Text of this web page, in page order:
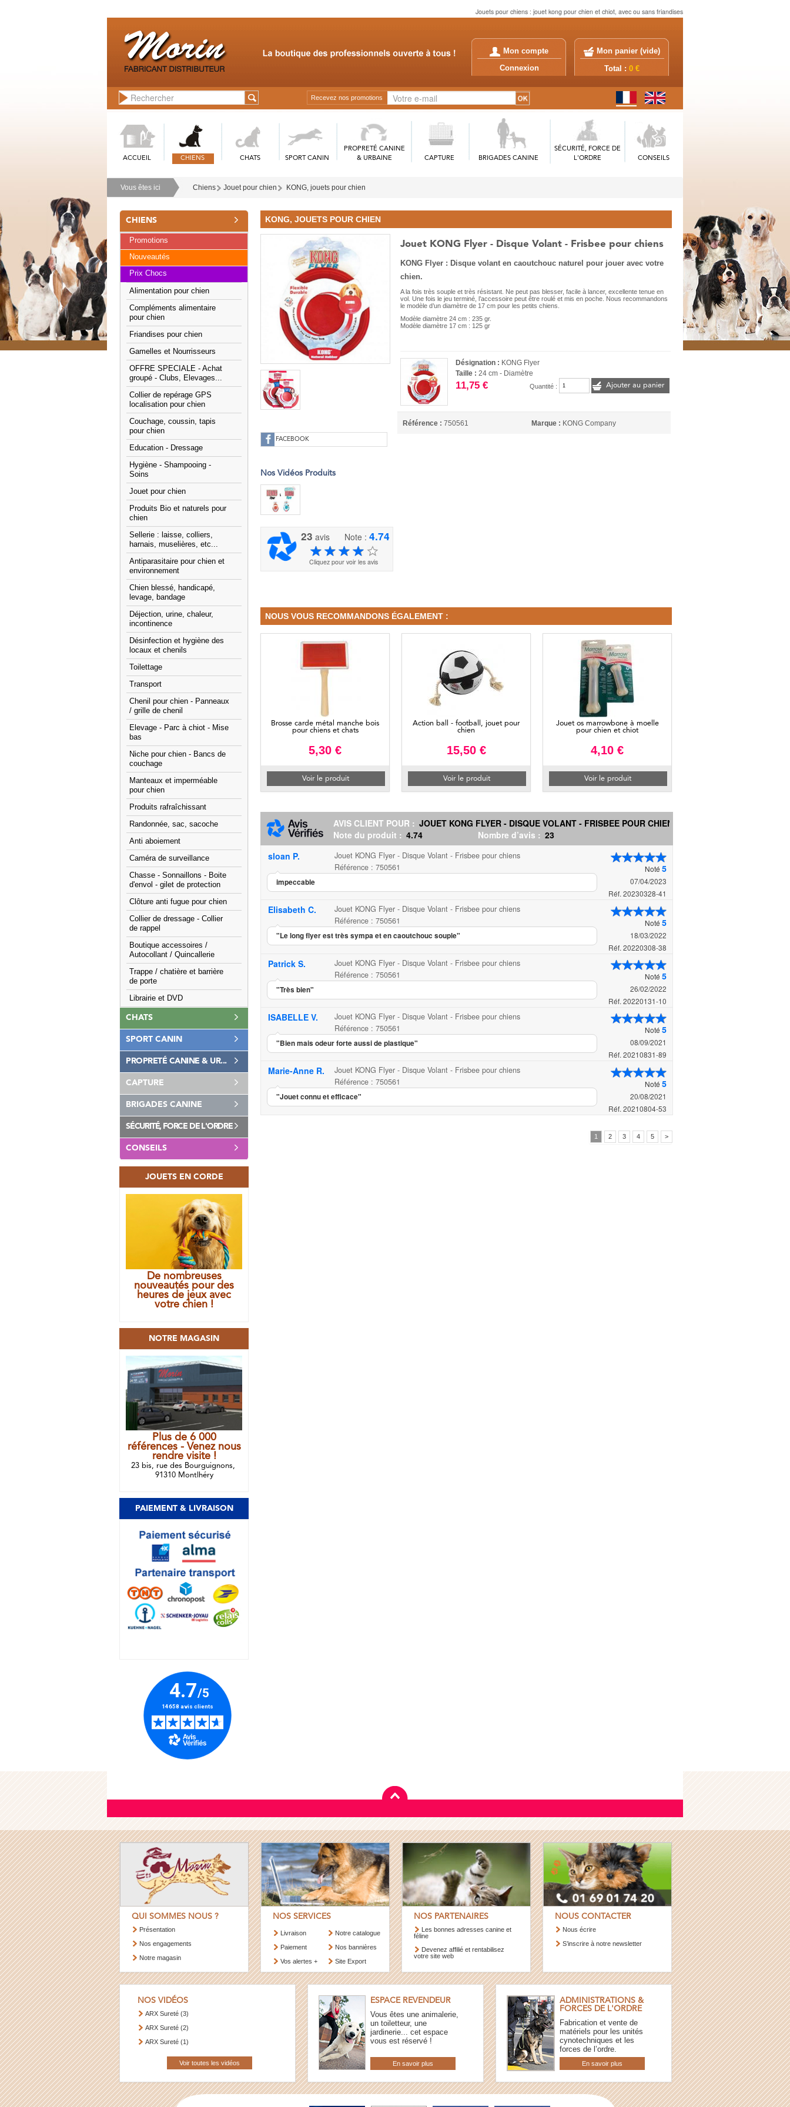
Jouets pour chiens : jouet kong pour chien et chiot, avec ou sans friandises
Mon compte
Connexion
Mon panier (vide)
Total : 0 €
Recevez nos promotions
ACCUEIL CHIENS CHATS SPORT CANIN
PROPRETÉ CANINE
& URBAINE
CAPTURE BRIGADES CANINE
SÉCURITÉ, FORCE DE
L'ORDRE
CONSEILS
Vous êtes ici Chiens Jouet pour chien KONG, jouets pour chien
CHIENS
Promotions
Nouveautés
Prix Chocs
Alimentation pour chien
Compléments alimentaire
pour chien
Friandises pour chien
Gamelles et Nourrisseurs
OFFRE SPECIALE - Achat
groupé - Clubs, Elevages...
Collier de repérage GPS
localisation pour chien
Couchage, coussin, tapis
pour chien
Education - Dressage
Hygiène - Shampooing -
Soins
Jouet pour chien
Produits Bio et naturels pour
chien
Sellerie : laisse, colliers,
harnais, muselières, etc...
Antiparasitaire pour chien et
environnement
Chien blessé, handicapé,
levage, bandage
Déjection, urine, chaleur,
incontinence
Désinfection et hygiène des
locaux et chenils
Toilettage
Transport
Chenil pour chien - Panneaux
/ grille de chenil
Elevage - Parc à chiot - Mise
bas
Niche pour chien - Bancs de
couchage
Manteaux et imperméable
pour chien
Produits rafraîchissant
Randonnée, sac, sacoche
Anti aboiement
Caméra de surveillance
Chasse - Sonnaillons - Boite
d'envol - gilet de protection
Clôture anti fugue pour chien
Collier de dressage - Collier
de rappel
Boutique accessoires /
Autocollant / Quincallerie
Trappe / chatière et barrière
de porte
Librairie et DVD
CHATS
SPORT CANIN
PROPRETÉ CANINE & UR...
CAPTURE
BRIGADES CANINE
SÉCURITÉ, FORCE DE L'ORDRE
CONSEILS
JOUETS EN CORDE
De nombreuses
nouveautés pour des
heures de jeux avec
votre chien !
NOTRE MAGASIN
Plus de 6 000
références - Venez nous
rendre visite !
23 bis, rue des Bourguignons,
91310 Montlhéry
PAIEMENT & LIVRAISON
KONG, JOUETS POUR CHIEN
FACEBOOK
Nos Vidéos Produits
23 avis Note :4.74
Cliquez pour voir les avis
Jouet KONG Flyer - Disque Volant - Frisbee pour chiens
KONG Flyer : Disque volant en caoutchouc naturel pour jouer avec votre
chien.
A la fois très souple et très résistant. Ne peut pas blesser, facile à lancer, excellente tenue en
vol. Une fois le jeu terminé, l’accessoire peut être roulé et mis en poche. Nous recommandons
le modèle d’un diamètre de 17 cm pour les petits chiens.
Modèle diamètre 24 cm : 235 gr.
Modèle diamètre 17 cm : 125 gr
Désignation : KONG Flyer
Taille :24 cm - Diamètre
11,75 € Quantité : Ajouter au panier
Référence : 750561 Marque : KONG Company
NOUS VOUS RECOMMANDONS ÉGALEMENT :
Brosse carde métal manche bois
pour chiens et chats
5,30 €
Voir le produit
Action ball - football, jouet pour
chien
15,50 €
Voir le produit
Jouet os marrowbone à moelle
pour chien et chiot
4,10 €
Voir le produit
AVIS CLIENT POUR : JOUET KONG FLYER - DISQUE VOLANT - FRISBEE POUR CHIENS
Note du produit : 4.74 Nombre d’avis : 23
Noté 5
07/04/2023
Réf. 20230328-41
sloan P.
Jouet KONG Flyer - Disque Volant - Frisbee pour chiens
Référence : 750561
impeccable
Noté 5
18/03/2022
Réf. 20220308-38
Elisabeth C.
Jouet KONG Flyer - Disque Volant - Frisbee pour chiens
Référence : 750561
"Le long flyer est très sympa et en caoutchouc souple"
Noté 5
26/02/2022
Réf. 20220131-10
Patrick S.
Jouet KONG Flyer - Disque Volant - Frisbee pour chiens
Référence : 750561
"Très bien"
Noté 5
08/09/2021
Réf. 20210831-89
ISABELLE V.
Jouet KONG Flyer - Disque Volant - Frisbee pour chiens
Référence : 750561
"Bien mais odeur forte aussi de plastique"
Noté 5
20/08/2021
Réf. 20210804-53
Marie-Anne R.
Jouet KONG Flyer - Disque Volant - Frisbee pour chiens
Référence : 750561
"Jouet connu et efficace"
1 2 3 4 5 >
QUI SOMMES NOUS ?
Présentation
Nos engagements
Notre magasin
NOS SERVICES
Livraison
Paiement
Vos alertes +
Notre catalogue
Nos bannières
Site Export
NOS PARTENAIRES
Les bonnes adresses canine et
féline
Devenez affilié et rentabilisez
votre site web
NOUS CONTACTER
Nous écrire
S’inscrire à notre newsletter
NOS VIDÉOS
ARX Sureté (3)
ARX Sureté (2)
ARX Sureté (1)
Voir toutes les vidéos
ESPACE REVENDEUR
Vous êtes une animalerie,
un toiletteur, une
jardinerie... cet espace
vous est réservé !
En savoir plus
ADMINISTRATIONS &
FORCES DE L'ORDRE
Fabrication et vente de
matériels pour les unités
cynotechniques et les
forces de l’ordre.
En savoir plus